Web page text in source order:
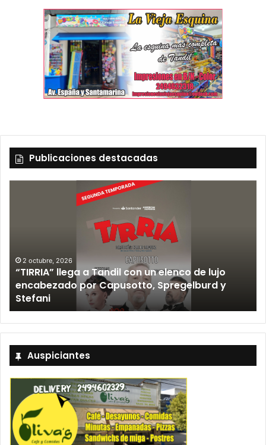
Publicaciones destacadas
12 septiembre, 2026
Los Fabulosos Cadillacs anunciaron su show en
Tandil y ya están a la venta las entradas
Auspiciantes